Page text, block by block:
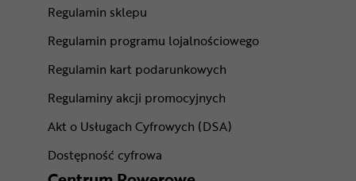
Regulamin sklepu
Regulamin programu lojalnościowego
Regulamin kart podarunkowych
Regulaminy akcji promocyjnych
Akt o Usługach Cyfrowych (DSA)
Dostępność cyfrowa